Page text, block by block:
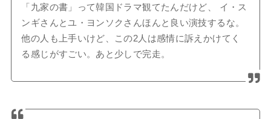
「九家の書」って韓国ドラマ観てたんだけど、 イ・ス
ンギさんとユ・ヨンソクさんほんと良い演技するな。
他の人も上手いけど、この2人は感情に訴えかけてく
る感じがすごい。あと少しで完走。